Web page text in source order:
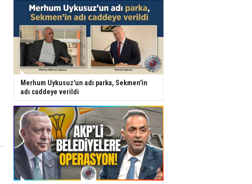
Merhum Uykusuz'un adı parka, Sekmen'in
adı caddeye verildi